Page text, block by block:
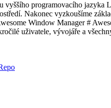
programovacího
Nakonec vyzkoušíme
Window Manager #
uživatele, vývojáře a